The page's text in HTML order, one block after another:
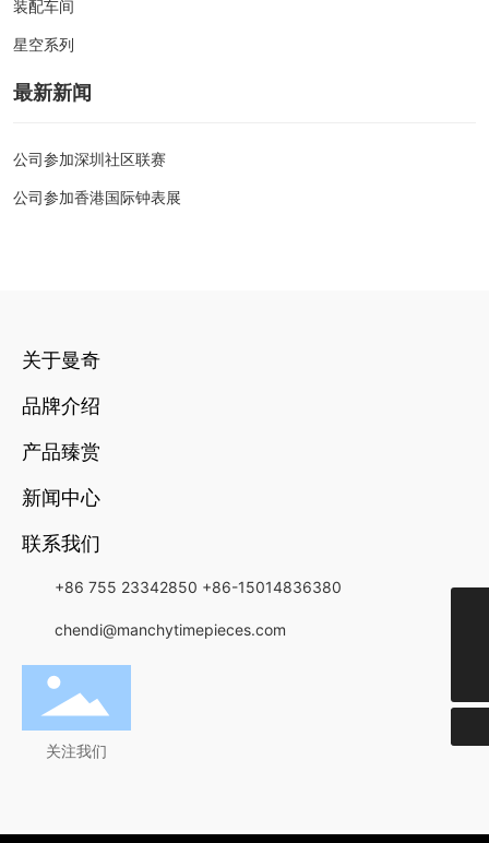
装配车间
星空系列
最新新闻
公司参加深圳社区联赛
公司参加香港国际钟表展
关于曼奇
品牌介绍
产品臻赏
新闻中心
联系我们
+86 755 23342850 +86-15014836380
chendi@manchytimepieces.com
关注我们
+852-21349818